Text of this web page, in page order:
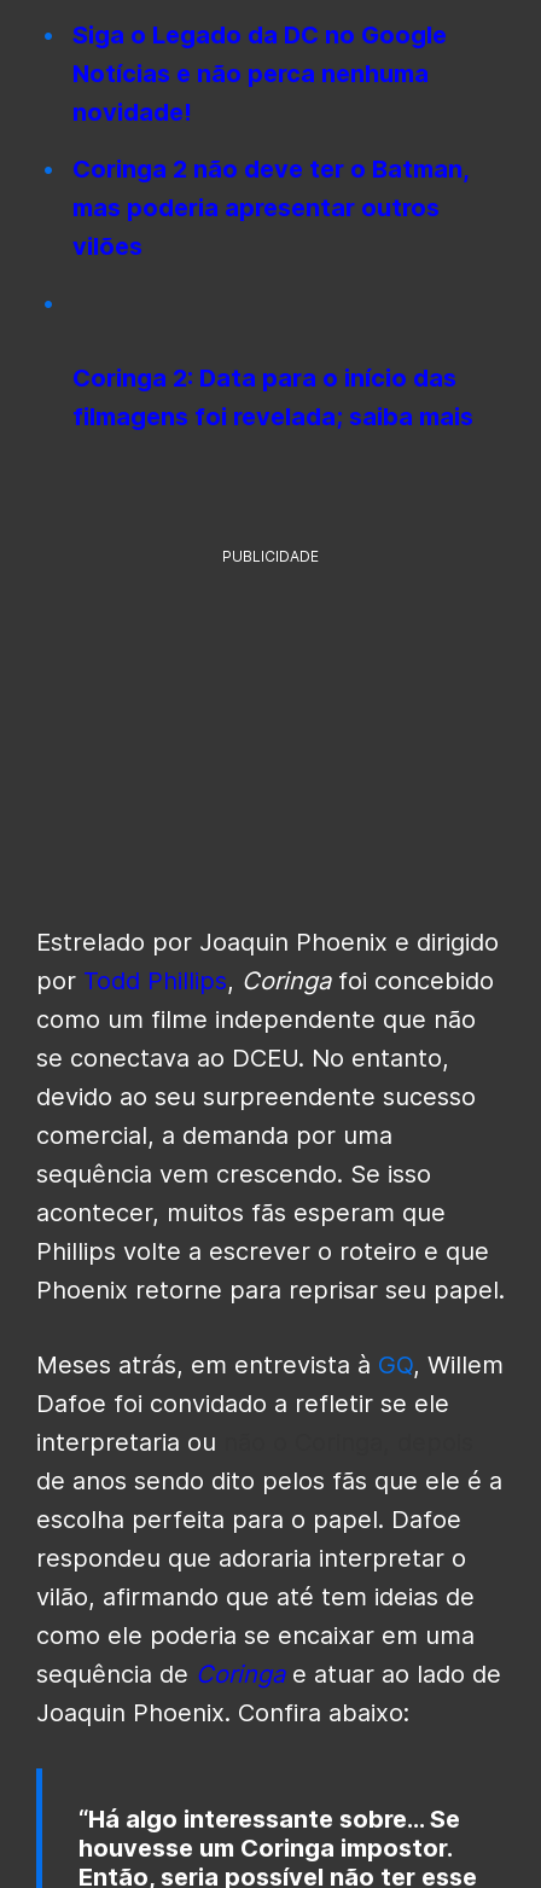
Siga o Legado da DC no Google
Notícias e não perca nenhuma
novidade!
Coringa 2 não deve ter o Batman,
mas poderia apresentar outros
vilões
Coringa 2: Data para o início das
filmagens foi revelada; saiba mais
PUBLICIDADE
Estrelado por Joaquin Phoenix e dirigido
por Todd Phillips, Coringafoi concebido
como um filme independente que não
se conectava ao DCEU. No entanto,
devido ao seu surpreendente sucesso
comercial, a demanda por uma
sequência vem crescendo. Se isso
acontecer, muitos fãs esperam que
Phillips volte a escrever o roteiro e que
Phoenix retorne para reprisar seu papel.
Meses atrás, em entrevista à GQ, Willem
Dafoe foi convidado a refletir se ele
interpretaria ou
de anos sendo dito pelos fãs que ele é a
escolha perfeita para o papel. Dafoe
respondeu que adoraria interpretar o
vilão, afirmando que até tem ideias de
como ele poderia se encaixar em uma
sequência de Coringae atuar ao lado de
Joaquin Phoenix. Confira abaixo:
“Há algo interessante sobre… Se
houvesse um Coringa impostor.
Então, seria possível não ter esse